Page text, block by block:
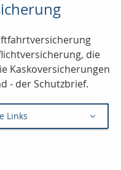
die
Kaskoversicherungen
- der Schutzbrief.
Links